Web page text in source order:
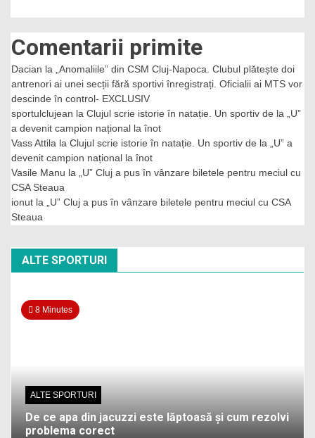
Comentarii primite
Dacian la
„Anomaliile” din CSM Cluj-Napoca. Clubul plătește doi
antrenori ai unei secții fără sportivi înregistrați. Oficialii ai MTS vor
descinde în control- EXCLUSIV
sportulclujean la Clujul scrie istorie în natație. Un sportiv de la „U”
a devenit campion național la înot
Vass Attila la Clujul scrie istorie în natație. Un sportiv de la „U” a
devenit campion național la înot
Vasile Manu la
„U” Cluj a pus în vânzare biletele pentru meciul cu
CSA Steaua
ionut la
„U” Cluj a pus în vânzare biletele pentru meciul cu CSA
Steaua
ALTE SPORTURI
8 Minutes
ALTE SPORTURI
De ce apa din jacuzzi este lăptoasă și cum rezolvi
problema corect